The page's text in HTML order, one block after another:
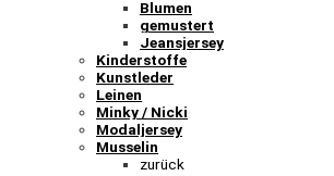
Blumen
gemustert
Jeansjersey
Kinderstoffe
Kunstleder
Leinen
Minky / Nicki
Modaljersey
Musselin
zurück